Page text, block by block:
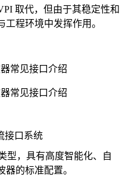
取代，但由于其稳定性和
程环境中发挥作用。
接口系统
型，具有高度智能化、自
的标准配置。